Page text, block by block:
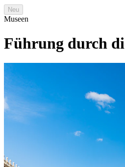
Neu
Museen
Führung durch